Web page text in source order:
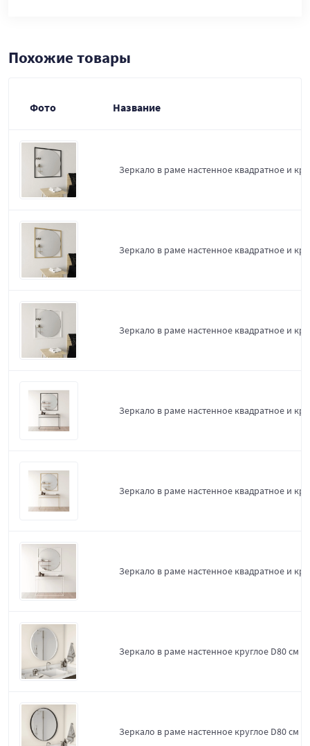
Похожие товары
Фото Название
Зеркало в раме настенное квадратное и
Зеркало в раме настенное квадратное и
Зеркало в раме настенное квадратное и
Зеркало в раме настенное квадратное и
Зеркало в раме настенное квадратное и
Зеркало в раме настенное квадратное и
Зеркало в раме настенное круглое D80 см
Зеркало в раме настенное круглое D80 см